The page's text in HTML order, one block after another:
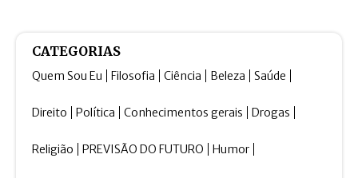
CATEGORIAS
Quem Sou Eu Filosofia Ciência Beleza Saúde
Direito Política Conhecimentos gerais Drogas
Religião PREVISÃO DO FUTURO Humor